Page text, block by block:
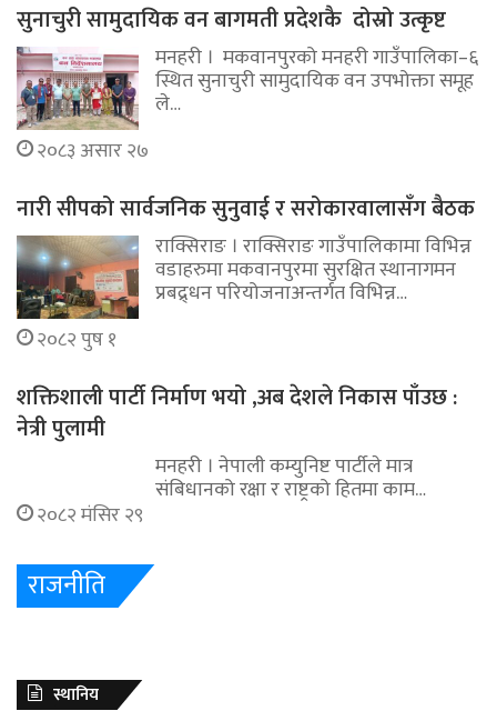
सुनाचुरी सामुदायिक वन बागमती प्रदेशकै दोस्रो उत्कृष्ट
मनहरी । मकवानपुरको मनहरी गाउँपालिका–६
स्थित सुनाचुरी सामुदायिक वन उपभोक्ता समूह
ले…
२०८३ असार २७
नारी सीपको सार्वजनिक सुनुवाई र सरोकारवालासँग बैठक
राक्सिराङ । राक्सिराङ गाउँपालिकामा विभिन्न
वडाहरुमा मकवानपुरमा सुरक्षित स्थानागमन
प्रबद्र्धन परियोजनाअन्तर्गत विभिन्न…
२०८२ पुष १
शक्तिशाली पार्टी निर्माण भयो ,अब देशले निकास पाँउछ :
नेत्री पुलामी
मनहरी । नेपाली कम्युनिष्ट पार्टीले मात्र
संबिधानको रक्षा र राष्ट्रको हितमा काम…
२०८२ मंसिर २९
राजनीति
स्थानिय